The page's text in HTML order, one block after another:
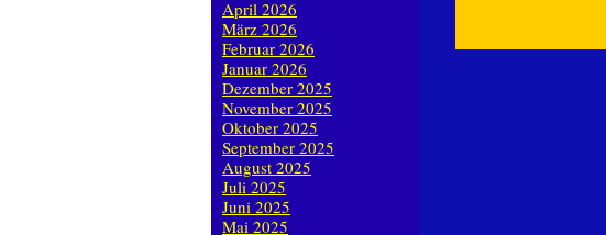
April 2026
März 2026
Februar 2026
Januar 2026
Dezember 2025
November 2025
Oktober 2025
September 2025
August 2025
Juli 2025
Juni 2025
Mai 2025